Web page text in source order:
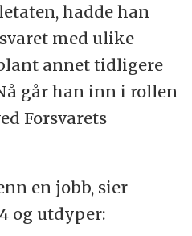
hadde han
med ulike
annet tidligere
går han inn i rollen
Forsvarets
en jobb, sier
og utdyper: